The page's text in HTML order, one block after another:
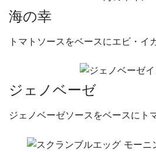
海の幸
トマトソースをベースにエビ・イ
ジェノベーゼ
ジェノベーゼソースをベースにト